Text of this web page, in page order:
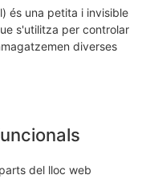
és una petita i invisible
s'utilitza per controlar
diverses
del lloc web